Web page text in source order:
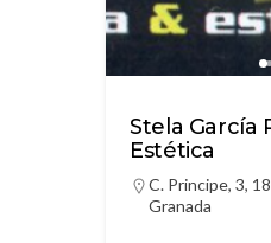
Stela García
Estética
C. Principe, 3,
Granada